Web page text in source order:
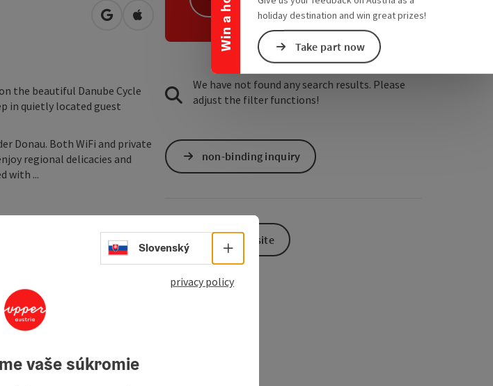
holiday destination and win great prizes!
Take part now
open in Google Maps
Open in Apple Maps
the beautiful Danube Cycle
in quietly located guest
Donau. Both WiFi and private
regional delicacies and
with ...
We have not found any search results. Please
adjust the filter functions!
non-binding inquiry
To the website
Select language - Open menu
Slovenský
privacy policy
vaše súkromie